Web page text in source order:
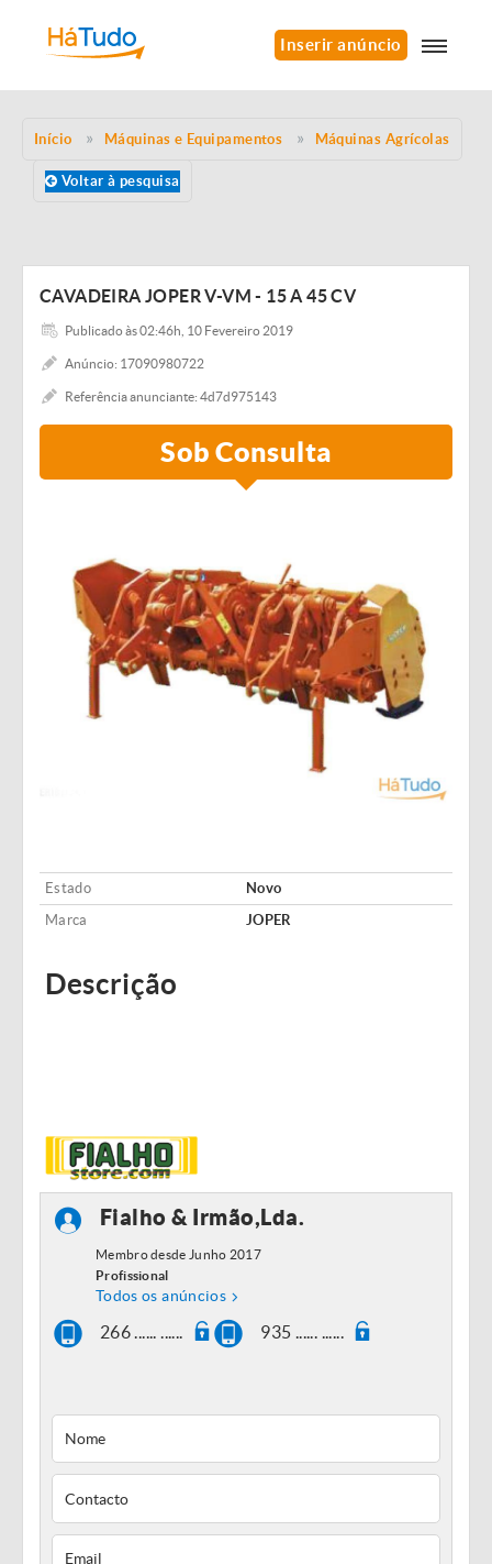
Inserir anúncio
Início Máquinas e Equipamentos Máquinas Agrícolas
Voltar à pesquisa
CAVADEIRA JOPER V-VM - 15 A 45 CV
Publicado às 02:46h, 10 Fevereiro 2019
Anúncio: 17090980722
Referência anunciante: 4d7d975143
Sob Consulta
Estado
Novo
Marca
JOPER
Descrição
Fialho & Irmão,Lda.
Membro desde Junho 2017
Profissional
Todos os anúncios
266 ...... ...... 935 ...... ......